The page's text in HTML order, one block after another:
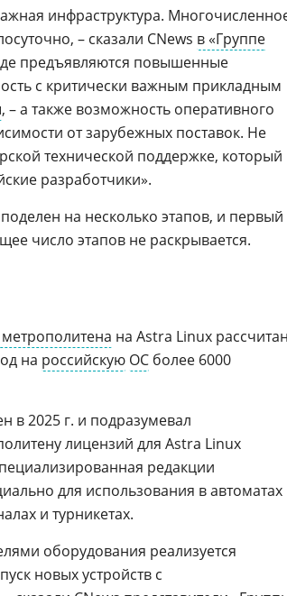
инфраструктура.
– сказали CNews в «Группе
предъявляются повышенные
с критически важным прикладным
, – а также возможность оперативного
от зарубежных поставок. Не
технической поддержке, который
разработчики».
на несколько этапов, и первый
число этапов не раскрывается.
на Astra Linux
на российскую ОС более 6000
в 2025 г. и подразумевал
лицензий для Astra Linux
редакции
для использования в автоматах
и турникетах.
оборудования реализуется
новых устройств с